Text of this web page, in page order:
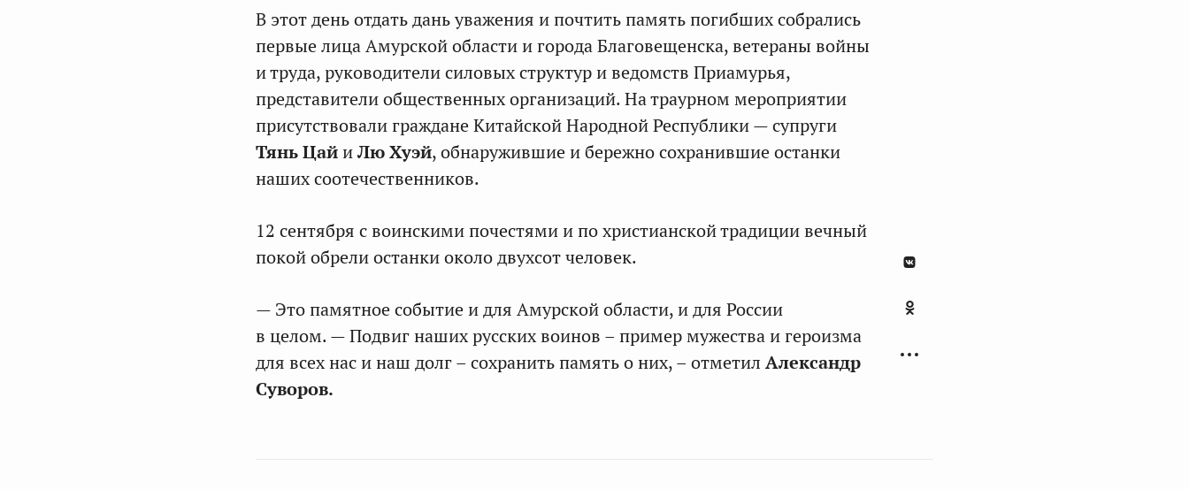
В этот день отдать дань уважения и почтить память погибших собрались
первые лица Амурской области и города Благовещенска, ветераны войны
и труда, руководители силовых структур и ведомств Приамурья,
представители общественных организаций. На траурном мероприятии
присутствовали граждане Китайской Народной Республики — супруги
Тянь ЦайиЛю Хуэй, обнаружившие и бережно сохранившие останки
наших соотечественников.
12 сентября с воинскими почестями и по христианской традиции вечный
покой обрели останки около двухсот человек.
— Это памятное событие и для Амурской области, и для России
в целом. — Подвиг наших русских воинов – пример мужества и героизма
для всех нас и наш долг – сохранить память о них, – отметил Александр
Суворов.